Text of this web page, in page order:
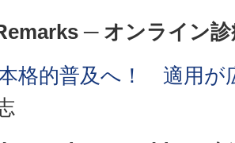
─ オンライン
格的普及へ！ 適用が